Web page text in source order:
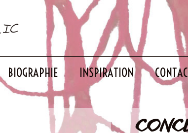
BIOGRAPHIE INSPIRATION